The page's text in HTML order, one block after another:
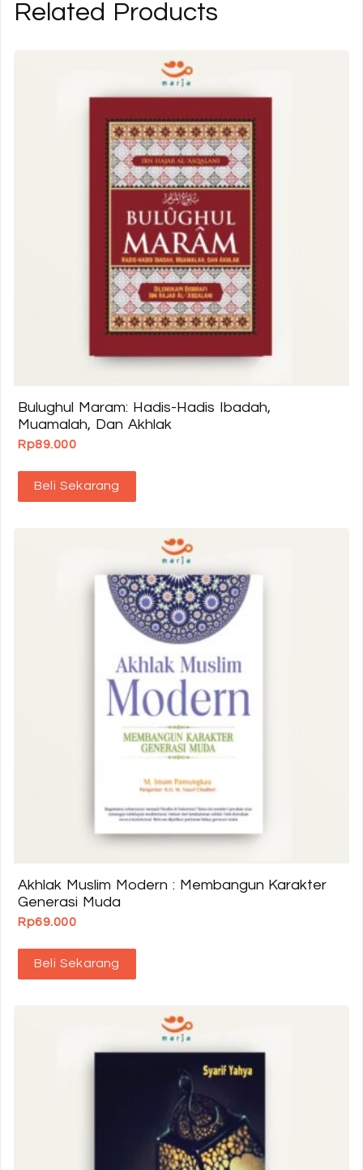
Related Products
Bulughul Maram: Hadis-Hadis Ibadah,
Muamalah, Dan Akhlak
Rp89.000
Beli Sekarang
Akhlak Muslim Modern : Membangun Karakter
Generasi Muda
Rp69.000
Beli Sekarang